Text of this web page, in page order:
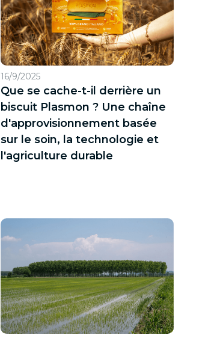
16/9/2025
Que se cache-t-il derrière un
biscuit Plasmon ? Une chaîne
d'approvisionnement basée
sur le soin, la technologie et
l'agriculture durable